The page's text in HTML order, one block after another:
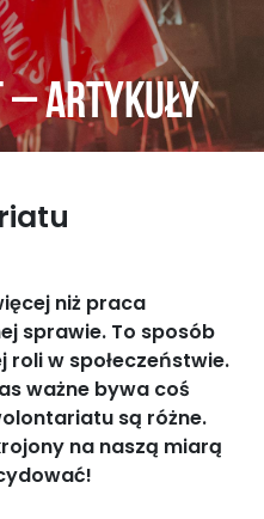
Artykuły
niż praca
sprawie. To sposób
roli w społeczeństwie.
ważne bywa coś
są różne.
na naszą miarą